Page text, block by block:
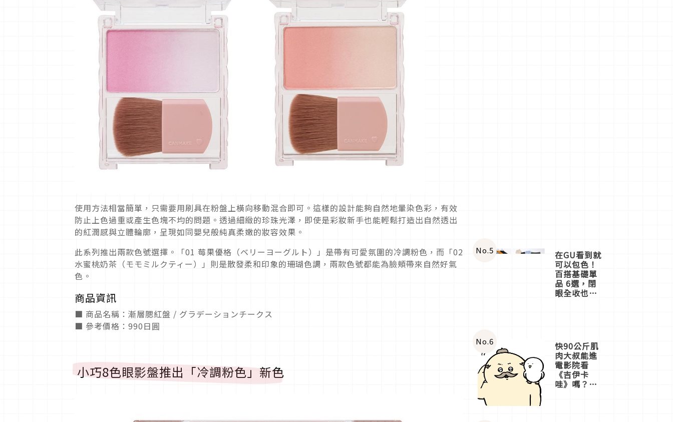
使用方法相當簡單，只需要用刷具在粉盤上橫向移動混合即可。這樣的設計能夠自然地暈染色彩，有效
防止上色過重或產生色塊不均的問題。透過細緻的珍珠光澤，即使是彩妝新手也能輕鬆打造出自然透出
的紅潤感與立體輪廓，呈現如同嬰兒般純真柔嫩的妝容效果。
此系列推出兩款色號選擇。「01 莓果優格（ベリーヨーグルト）」是帶有可愛氛圍的冷調粉色，而「02
水蜜桃奶茶（モモミルクティー）」則是散發柔和印象的珊瑚色調，兩款色號都能為臉頰帶來自然好氣
色。
商品資訊
■ 商品名稱：漸層腮紅盤 / グラデーションチークス
■ 參考價格：990日圓
小巧8色眼影盤推出「冷調粉色」新色
No.5 在GU看到就
可以包色！
百搭基礎單
品 6選，閉
眼全收也不
No.6 快90公斤肌
肉大叔能進
電影院看
《吉伊卡
哇》嗎？日